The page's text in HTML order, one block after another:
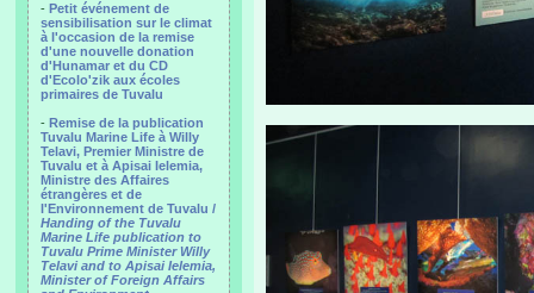
- Petit événement de
sensibilisation sur le climat
à l'occasion de la remise
d'une nouvelle donation
d'Hunamar et du CD
d'Ecolo'zik aux écoles
primaires de Tuvalu
- Remise de la publication
Tuvalu Marine Life à Willy
Telavi, Premier Ministre de
Tuvalu et à Apisai Ielemia,
Ministre des Affaires
étrangères et de
l'Environnement de Tuvalu /
Handing of the Tuvalu
Marine Life publication to
Tuvalu Prime Minister Willy
Telavi and to Apisai Ielemia,
Minister of Foreign Affairs